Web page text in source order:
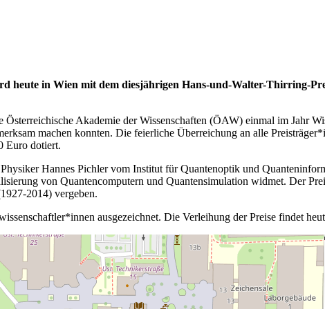
heute in Wien mit dem diesjährigen Hans-und-Walter-Thirring-
Österreichische Akademie der Wissenschaften (ÖAW) einmal im Jahr
machen konnten. Die feierliche Überreichung an alle
Euro dotiert.
Hannes Pichler vom Institut für Quantenoptik und
von Quantencomputern und Quantensimulation widmet. Der
2014) vergeben.
ausgezeichnet. Die Verleihung der Preise findet